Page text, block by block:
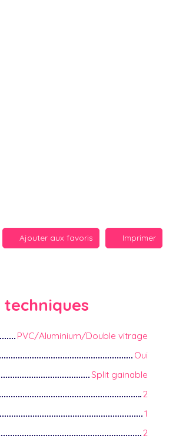
Ajouter aux favoris Imprimer
techniques
PVC/Aluminium/Double vitrage
Oui
Split gainable
2
1
2